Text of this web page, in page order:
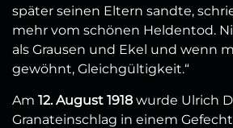
später seinen Eltern sandte,
mehr vom schönen Heldentod.
als Grausen und Ekel und wenn
gewöhnt, Gleichgültigkeit.“
Am 12. August 1918 wurde Ulrich
Granateinschlag in einem